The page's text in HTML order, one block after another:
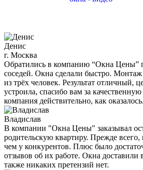
Денис
г. Москва
Обратились в компанию “Окна Цены”
соседей. Окна сделали быстро. Монтаж
из трёх человек. Результат отличный,
устроила, спасибо вам за
компания действительно, как оказалось.
Владислав
В компании "Окна Цены" заказывал
родительскую квартиру. Прежде
чем у конкурентов. Плюс было
отзывов об их работе. Окна доставили
также никаких претензий нет.